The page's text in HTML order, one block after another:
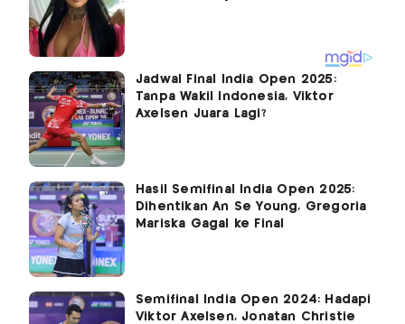
Jadwal Final India Open 2025:
Tanpa Wakil Indonesia, Viktor
Axelsen Juara Lagi?
Hasil Semifinal India Open 2025:
Dihentikan An Se Young, Gregoria
Mariska Gagal ke Final
Semifinal India Open 2024: Hadapi
Viktor Axelsen, Jonatan Christie